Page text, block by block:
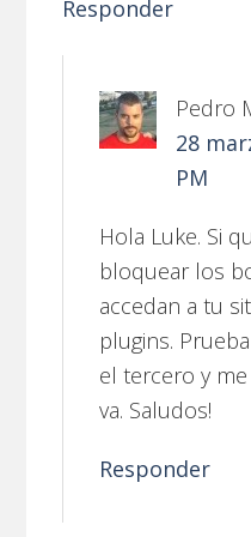
Responder
Pedro
28
PM
Hola Luke. Si
bloquear los
accedan a tu
plugins.
el tercero y
va. Saludos!
Responder